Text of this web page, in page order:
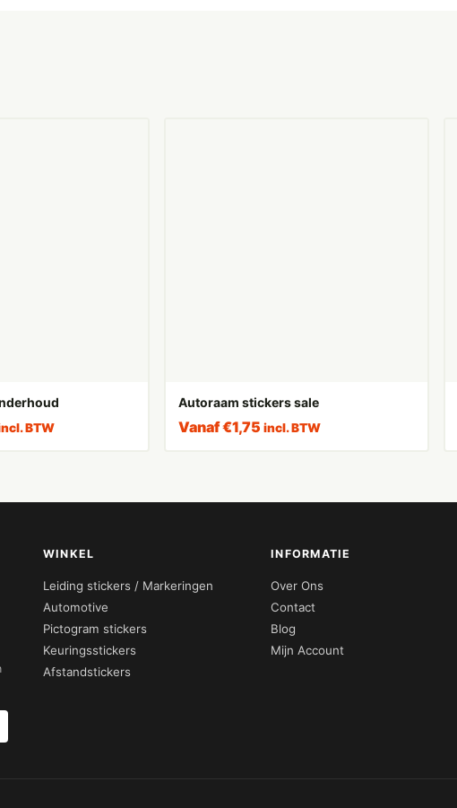
BTW
Autoraam stickers sale
Vanaf€1,75 incl. BTW
WINKEL
Leiding stickers / Markeringen
Automotive
Pictogram stickers
Keuringsstickers
Afstandstickers
INFORMATIE
Over Ons
Contact
Blog
Mijn Account